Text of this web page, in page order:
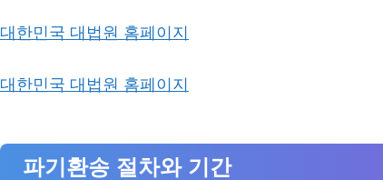
대한민국 대법원 홈페이지
대한민국 대법원 홈페이지
파기환송 절차와 기간